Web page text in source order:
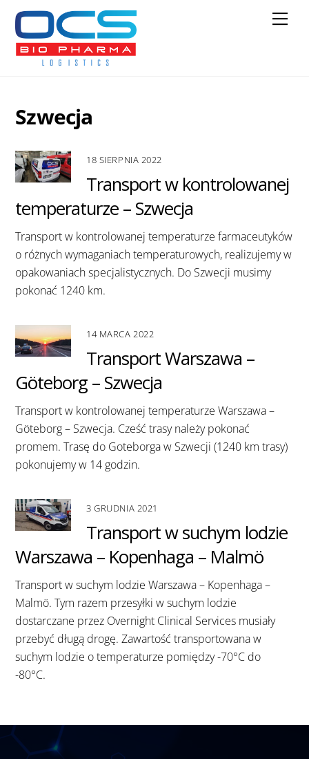
Skip
content
Szwecja
18 SIERPNIA 2022
Transport w kontrolowanej
temperaturze – Szwecja
Transport w kontrolowanej temperaturze farmaceutyków
o różnych wymaganiach temperaturowych, realizujemy w
opakowaniach specjalistycznych. Do Szwecji musimy
pokonać 1240 km.
14 MARCA 2022
Transport Warszawa –
Göteborg – Szwecja
Transport w kontrolowanej temperaturze Warszawa –
Göteborg – Szwecja. Cześć trasy należy pokonać
promem. Trasę do Goteborga w Szwecji (1240 km trasy)
pokonujemy w 14 godzin.
3 GRUDNIA 2021
Transport w suchym lodzie
Warszawa – Kopenhaga – Malmö
Transport w suchym lodzie Warszawa – Kopenhaga –
Malmö. Tym razem przesyłki w suchym lodzie
dostarczane przez Overnight Clinical Services musiały
przebyć długą drogę. Zawartość transportowana w
suchym lodzie o temperaturze pomiędzy -70°C do
-80°C.